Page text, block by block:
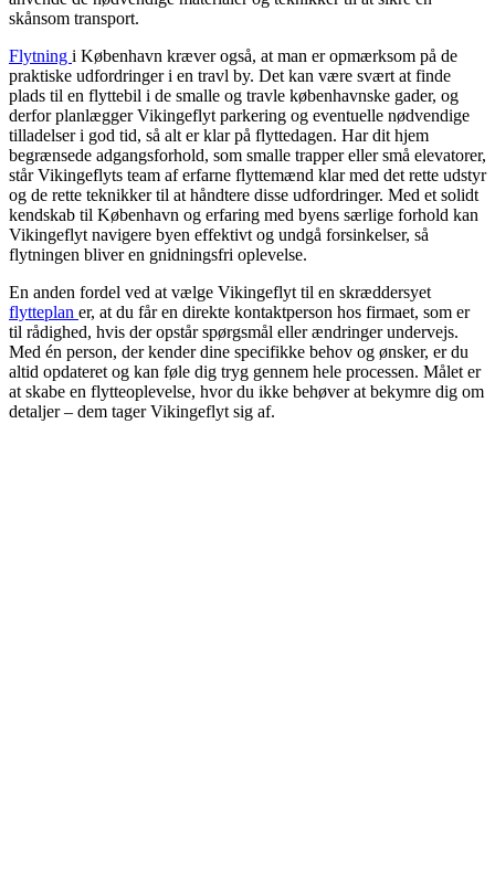
skånsom transport.
Flytning i København kræver også, at man er opmærksom på de
praktiske udfordringer i en travl by. Det kan være svært at finde
plads til en flyttebil i de smalle og travle københavnske gader, og
derfor planlægger Vikingeflyt parkering og eventuelle nødvendige
tilladelser i god tid, så alt er klar på flyttedagen. Har dit hjem
begrænsede adgangsforhold, som smalle trapper eller små elevatorer,
står Vikingeflyts team af erfarne flyttemænd klar med det rette udstyr
og de rette teknikker til at håndtere disse udfordringer. Med et solidt
kendskab til København og erfaring med byens særlige forhold kan
Vikingeflyt navigere byen effektivt og undgå forsinkelser, så
flytningen bliver en gnidningsfri oplevelse.
En anden fordel ved at vælge Vikingeflyt til en skræddersyet
flytteplan er, at du får en direkte kontaktperson hos firmaet, som er
til rådighed, hvis der opstår spørgsmål eller ændringer undervejs.
Med én person, der kender dine specifikke behov og ønsker, er du
altid opdateret og kan føle dig tryg gennem hele processen. Målet er
at skabe en flytteoplevelse, hvor du ikke behøver at bekymre dig om
detaljer – dem tager Vikingeflyt sig af.